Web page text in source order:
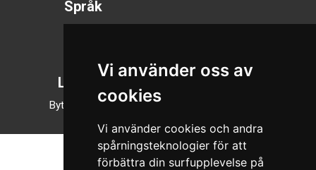
Vi använder oss av
cookies
Vi använder cookies och andra
spårningsteknologier för att
förbättra din surfupplevelse på
Språk
Läsläge
Byt till nattläge